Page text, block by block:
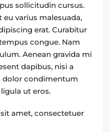
sollicitudin cursus.
varius malesuada,
erat. Curabitur
congue. Nam
Aenean gravida mi
dapibus, nisi a
dolor condimentum
ut eros.
amet, consectetuer